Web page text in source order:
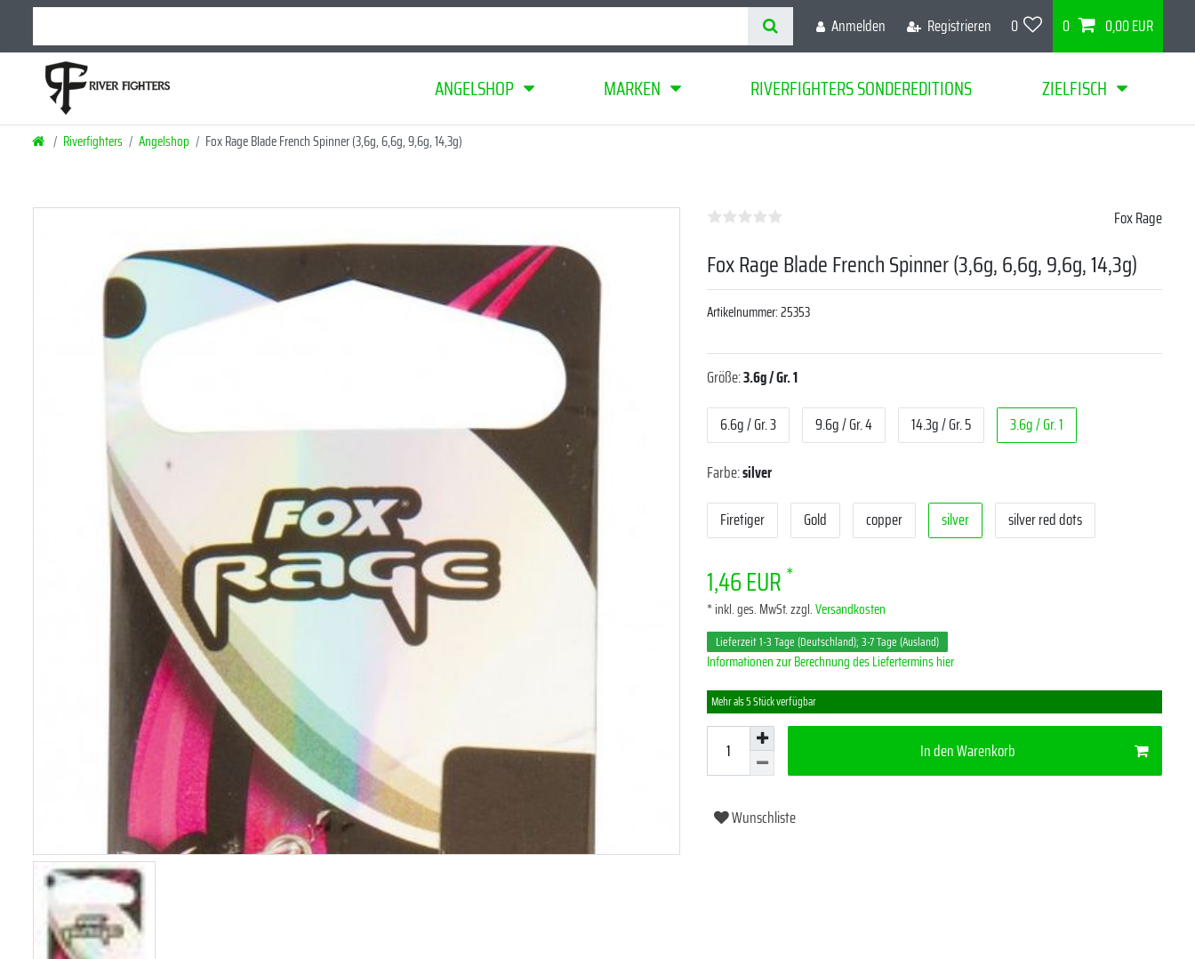
Anmelden Registrieren 0 0 0,00 EUR
ANGELSHOP MARKEN RIVERFIGHTERS SONDEREDITIONS ZIELFISCH
Riverfighters Angelshop Fox Rage Blade French Spinner (3,6g, 6,6g, 9,6g, 14,3g)
Fox Rage
Fox Rage Blade French Spinner (3,6g, 6,6g, 9,6g, 14,3g)
Artikelnummer:25353
Größe:3.6g / Gr. 1
6.6g / Gr. 3 9.6g / Gr. 4 14.3g / Gr. 5 3.6g / Gr. 1
Farbe:silver
Firetiger Gold copper silver silver red dots
1,46 EUR *
* inkl. ges. MwSt. zzgl.Versandkosten
Lieferzeit 1-3 Tage (Deutschland); 3-7 Tage (Ausland)
Informationen zur Berechnung des Liefertermins hier
Mehr als 5 Stück verfügbar
In den Warenkorb
Wunschliste